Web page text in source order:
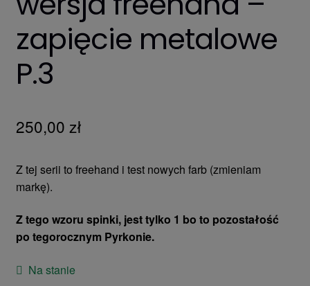
zapięcie metalowe
P.3
250,00 zł
Z tej serii to freehand i test nowych farb (zmieniam
markę).
Z tego wzoru spinki, jest tylko 1 bo to pozostałość
po tegorocznym Pyrkonie.
Na stanie